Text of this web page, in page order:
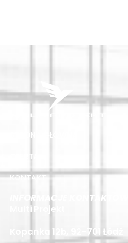
STRONA GŁÓWNA
OFERTA
KONTAKT
INFORMACJE KONTAKTOWE
Multi Projekt
Kopanka 12b, 92-701 Łódź